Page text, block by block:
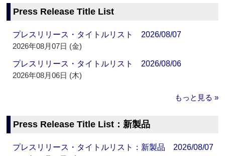
Press Release Title List
プレスリリース・タイトルリスト 2026/08/07
2026年08月07日 (金)
プレスリリース・タイトルリスト 2026/08/06
2026年08月06日 (木)
もっと見る »
Press Release Title List：新製品
プレスリリース・タイトルリスト：新製品 2026/08/07